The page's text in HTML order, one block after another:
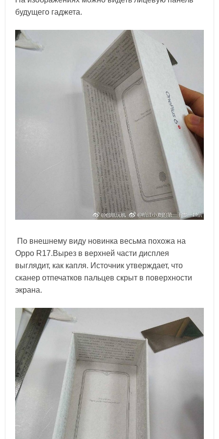
будущего гаджета.
По внешнему виду новинка весьма похожа на
Oppo R17.Вырез в верхней части дисплея
выглядит, как капля. Источник утверждает, что
сканер отпечатков пальцев скрыт в поверхности
экрана.